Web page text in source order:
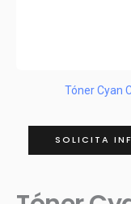
Tóner Cyan
SOLICITA